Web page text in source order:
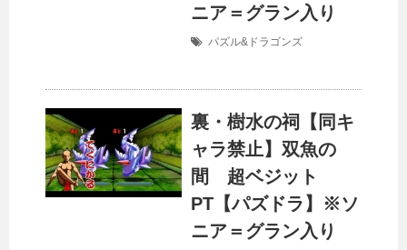
ニア＝グラン入り
パズル&ドラゴンズ
裏・樹水の祠【同キ
ャラ禁止】双魚の
間 超ベジット
PT【パズドラ】※ソ
ニア＝グラン入り